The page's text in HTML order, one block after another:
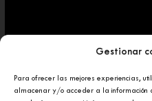
Gestionar
Para ofrecer las mejores experiencias,
almacenar y/o acceder a la información
Copyright 2025 ©
Política